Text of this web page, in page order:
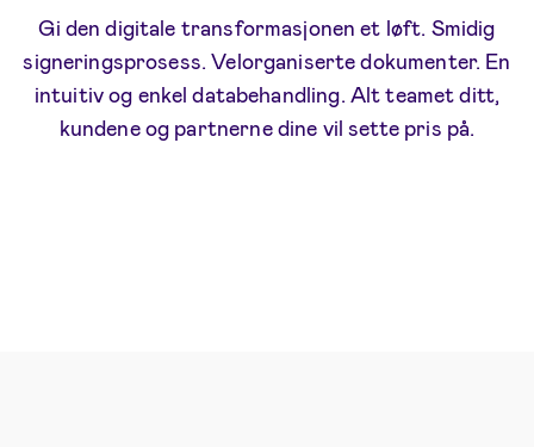
Gi den digitale transformasjonen et løft. Smidig
signeringsprosess. Velorganiserte dokumenter. En
intuitiv og enkel databehandling. Alt teamet ditt,
kundene og partnerne dine vil sette pris på.